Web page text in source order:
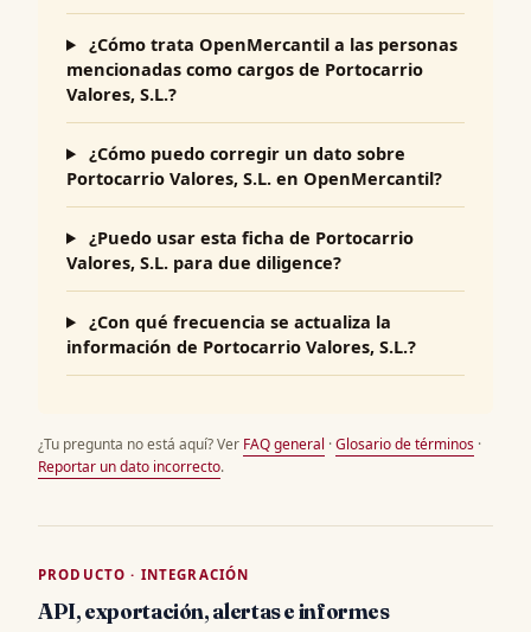
¿Cómo trata OpenMercantil a las personas
mencionadas como cargos de Portocarrio
Valores, S.L.?
¿Cómo puedo corregir un dato sobre
Portocarrio Valores, S.L. en OpenMercantil?
¿Puedo usar esta ficha de Portocarrio
Valores, S.L. para due diligence?
¿Con qué frecuencia se actualiza la
información de Portocarrio Valores, S.L.?
¿Tu pregunta no está aquí? Ver FAQ general ·Glosario de términos ·
Reportar un dato incorrecto.
PRODUCTO · INTEGRACIÓN
API, exportación, alertas e informes